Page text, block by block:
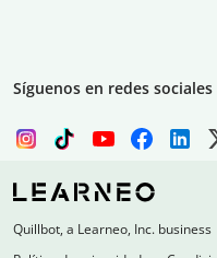
Síguenos en redes sociales
Quillbot, a Learneo, Inc. business